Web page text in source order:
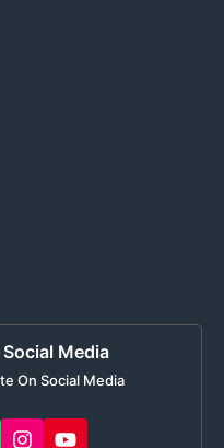
Media
On Social Media